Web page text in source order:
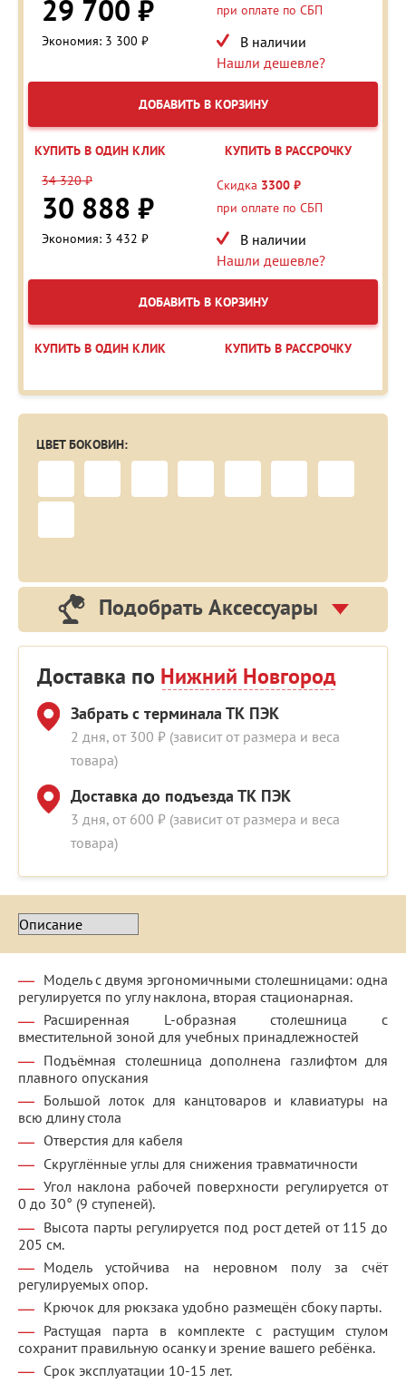
29 700 ₽
Экономия: 3 300 ₽
при оплате по СБП
В наличии
Нашли дешевле?
ДОБАВИТЬ В КОРЗИНУ
КУПИТЬ В ОДИН КЛИК
КУПИТЬ В РАССРОЧКУ
34 320 ₽
30 888 ₽
Экономия: 3 432 ₽
Скидка 3300 ₽
при оплате по СБП
В наличии
Нашли дешевле?
ДОБАВИТЬ В КОРЗИНУ
КУПИТЬ В ОДИН КЛИК КУПИТЬ В РАССРОЧКУ
ЦВЕТ БОКОВИН:
Подобрать Аксессуары
Доставка по Нижний Новгород
Забрать с терминала ТК ПЭК
2 дня, от 300 ₽ (зависит от размера и веса
товара)
Доставка до подъезда ТК ПЭК
3 дня, от 600 ₽ (зависит от размера и веса
товара)
Модель с двумя эргономичными столешницами: одна
регулируется по углу наклона, вторая стационарная.
Расширенная L-образная столешница с
вместительной зоной для учебных принадлежностей
Подъёмная столешница дополнена газлифтом для
плавного опускания
Большой лоток для канцтоваров и клавиатуры на
всю длину стола
Отверстия для кабеля
Скруглённые углы для снижения травматичности
Угол наклона рабочей поверхности регулируется от
0 до 30° (9 ступеней).
Высота парты регулируется под рост детей от 115 до
205 см.
Модель устойчива на неровном полу за счёт
регулируемых опор.
Крючок для рюкзака удобно размещён сбоку парты.
Растущая парта в комплекте с растущим стулом
сохранит правильную осанку и зрение вашего ребёнка.
Срок эксплуатации 10-15 лет.